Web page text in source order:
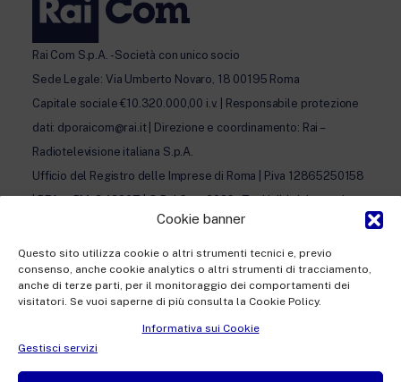
Cookie banner
Questo sito utilizza cookie o altri strumenti tecnici e, previo
consenso, anche cookie analytics o altri strumenti di tracciamento,
anche di terze parti, per il monitoraggio dei comportamenti dei
visitatori. Se vuoi saperne di più consulta la Cookie Policy.
Informativa sui Cookie
Gestisci servizi
Rai Com S.p.A. - Società con unico socio
Sede Legale: Via Umberto Novaro, 18 00195 Roma
Capitale sociale €10.320.000,00 i.v. | Responsabile protezione
dati: dporaicom@rai.it | Direzione e coordinamento: Rai –
Radiotelevisione italiana S.p.A.
Ufficio del Registro delle Imprese di Roma | P.iva 12865250158
| REA n. RM- 949207 | © Rai Com 2026 - Tutti i diritti riservati
Facebook Twitter Instagram Linkedin
Privacy Policy